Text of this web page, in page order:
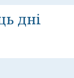
дні